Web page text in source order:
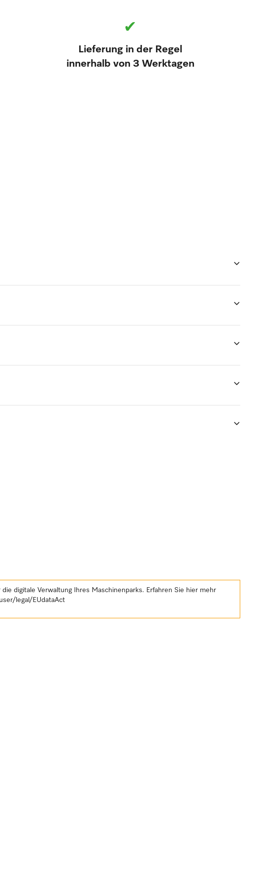
✔
Lieferung in der Regel
innerhalb von 3 Werktagen
digitale Verwaltung Ihres Maschinenparks. Erfahren Sie hier mehr
legal/EUdataAct